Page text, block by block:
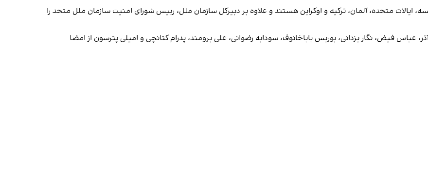
ایالات متحده، آلمان، ترکیه و اوکراین هستند و علاوه بر دبیرکل سازمان ملل، رییس شورای امنیت سازمان ملل متحد را
عباس فیض، نگار یزدانی، بوریس باباخانوف، سودابه رضوانی، علی برومند، پدرام کتانچی و امیلی پترسون از امضا